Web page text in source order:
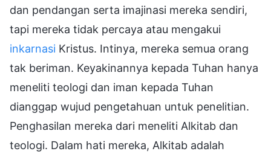
dan pendangan serta imajinasi mereka sendiri,
tapi mereka tidak percaya atau mengakui
inkarnasi Kristus. Intinya, mereka semua orang
tak beriman. Keyakinannya kepada Tuhan hanya
meneliti teologi dan iman kepada Tuhan
dianggap wujud pengetahuan untuk penelitian.
Penghasilan mereka dari meneliti Alkitab dan
teologi. Dalam hati mereka, Alkitab adalah